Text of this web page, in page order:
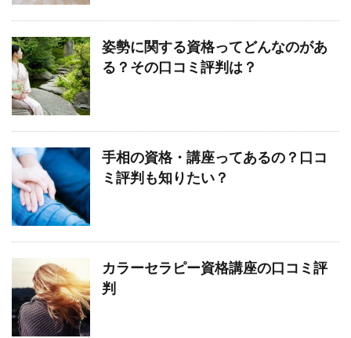
姿勢に関する資格ってどんなのがあ
る？その口コミ評判は？
手相の資格・講座ってあるの？口コ
ミ評判も知りたい？
カラーセラピー資格講座の口コミ評
判